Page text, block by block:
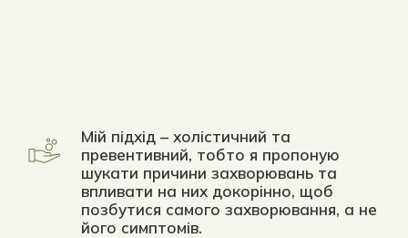
Мій підхід – холістичний та
превентивний, тобто я пропоную
шукати причини захворювань та
впливати на них докорінно, щоб
позбутися самого захворювання, а не
його симптомів.